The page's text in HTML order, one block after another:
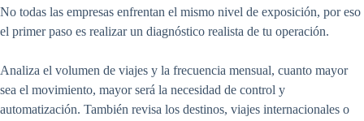
No todas las empresas enfrentan el mismo nivel de exposición, por eso
el primer paso es realizar un diagnóstico realista de tu operación.
Analiza el volumen de viajes y la frecuencia mensual, cuanto mayor
sea el movimiento, mayor será la necesidad de control y
automatización. También revisa los destinos, viajes internacionales o